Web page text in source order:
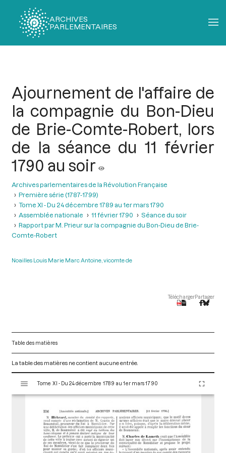
ARCHIVES
PARLEMENTAIRES
Ajournement de l'affaire de
la compagnie du Bon-Dieu
de Brie-Comte-Robert, lors
de la séance du 11 février
1790 au soir
Archives parlementaires de la Révolution Française
Première série (1787-1799)
Tome XI - Du 24 décembre 1789 au 1er mars 1790
Assemblée nationale
11 février 1790
Séance du soir
Rapport par M. Prieur sur la compagnie du Bon-Dieu de Brie-
Comte-Robert
Noailles Louis Marie Marc Antoine, vicomte de
TéléchargerPartager
Table des matières
La table des matières ne contient aucune entrée.
s
Tome XI - Du 24 décembre 1789 au 1er mars 1790